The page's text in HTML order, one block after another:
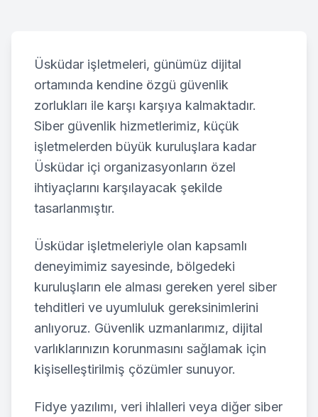
Üsküdar işletmeleri, günümüz dijital
ortamında kendine özgü güvenlik
zorlukları ile karşı karşıya kalmaktadır.
Siber güvenlik hizmetlerimiz, küçük
işletmelerden büyük kuruluşlara kadar
Üsküdar içi organizasyonların özel
ihtiyaçlarını karşılayacak şekilde
tasarlanmıştır.
Üsküdar işletmeleriyle olan kapsamlı
deneyimimiz sayesinde, bölgedeki
kuruluşların ele alması gereken yerel siber
tehditleri ve uyumluluk gereksinimlerini
anlıyoruz. Güvenlik uzmanlarımız, dijital
varlıklarınızın korunmasını sağlamak için
kişiselleştirilmiş çözümler sunuyor.
Fidye yazılımı, veri ihlalleri veya diğer siber